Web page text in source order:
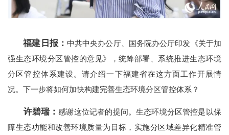
福建日报： 中共中央办公厅、国务院办公厅印发《关于加
强生态环境分区管控的意见》，统筹部署、系统推进生态环境
分区管控体系建设。请介绍一下福建省在这方面工作开展情
况。下一步将如何加快构建完善生态环境分区管控体系？
许碧瑞：感谢这位记者的提问。生态环境分区管控是以保
障生态功能和改善环境质量为目标，实施分区域差异化精准管